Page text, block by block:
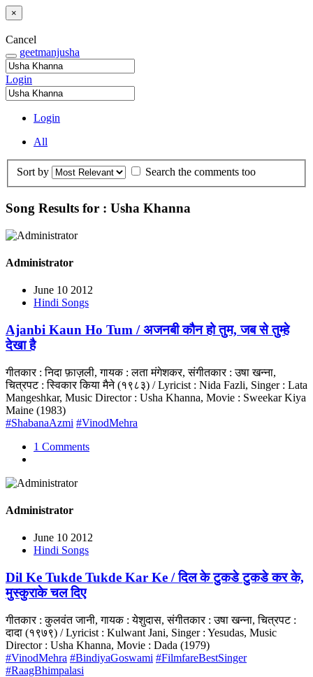
×
Cancel
geetmanjusha
Login
Login
All
Sort by Search the comments too
Song Results for : Usha Khanna
Administrator
June 10 2012
Hindi Songs
Ajanbi Kaun Ho Tum / अजनबी कौन हो तुम, जब से तुम्हे
देखा है
गीतकार : निदा फ़ाज़ली, गायक : लता मंगेशकर, संगीतकार : उषा खन्ना,
चित्रपट : स्विकार किया मैने (१९८३) / Lyricist : Nida Fazli, Singer : Lata
Mangeshkar, Music Director : Usha Khanna, Movie : Sweekar Kiya
Maine (1983)
#ShabanaAzmi #VinodMehra
1 Comments
Administrator
June 10 2012
Hindi Songs
Dil Ke Tukde Tukde Kar Ke / दिल के टुकडे टुकडे कर के,
मुस्कुराके चल दिए
गीतकार : कुलवंत जानी, गायक : येशुदास, संगीतकार : उषा खन्ना, चित्रपट :
दादा (१९७९) / Lyricist : Kulwant Jani, Singer : Yesudas, Music
Director : Usha Khanna, Movie : Dada (1979)
#VinodMehra #BindiyaGoswami #FilmfareBestSinger
#RaagBhimpalasi